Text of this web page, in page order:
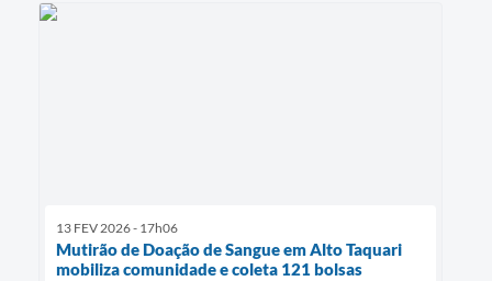
13 FEV 2026 - 17h06
Mutirão de Doação de Sangue em Alto Taquari
mobiliza comunidade e coleta 121 bolsas